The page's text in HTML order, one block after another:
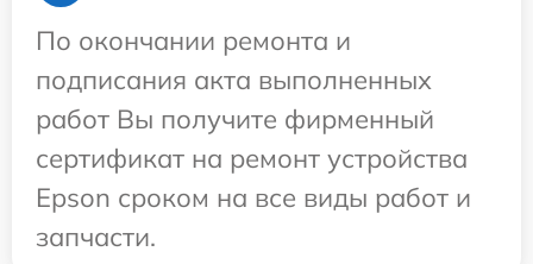
По окончании ремонта и
подписания акта выполненных
работ Вы получите фирменный
сертификат на ремонт устройства
Epson сроком на все виды работ и
запчасти.